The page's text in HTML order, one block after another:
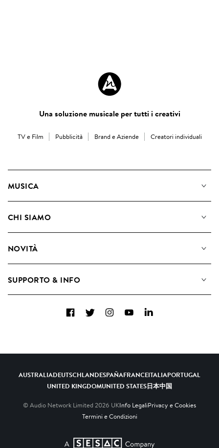
Una soluzione musicale per tutti i creativi
TV e Film Pubblicità Brand e Aziende Creatori individuali
MUSICA
Cerca
CHI SIAMO
Come utilizziamo l'intelligenza artificiale
NOVITÀ
SUPPORTO & INFO
FacebookTwitterInstagramYouTubeLinkedIn
AUSTRALIADEUTSCHLANDESPAÑAFRANCEITALIAPORTUGAL
UNITED KINGDOMUNITED STATES日本中国
© Audio Network Limited 2026 UKInfo LegaliPrivacy e Cookies
Termini e Condizioni
A SESAC Company